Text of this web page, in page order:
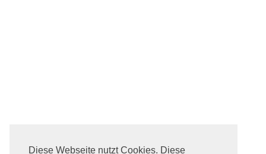
Diese Webseite nutzt Cookies. Diese